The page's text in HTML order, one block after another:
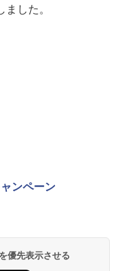
した。
ンペーン
優先表示させる